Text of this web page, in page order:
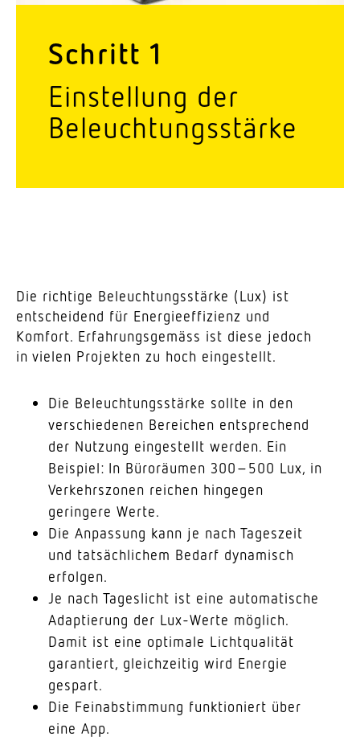
Schritt 1
Einstellung der
Beleuchtungsstärke
Die richtige Beleuch­tungs­stärke (Lux) ist
entscheidend für Energie­effizienz und
Komfort. Erfah­rungs­gemäss ist diese jedoch
in vielen Projekten zu hoch eingestellt.
Die Beleuch­tungs­stärke sollte in den
verschie­denen Bereichen entspre­chend
der Nutzung einge­stellt werden. Ein
Beispiel: In Büro­räumen 300–500 Lux, in
Verkehrs­zonen reichen hingegen
geringere Werte.
Die Anpassung kann je nach Tageszeit
und tatsäch­lichem Bedarf dyna­misch
erfolgen.
Je nach Tages­licht ist eine auto­ma­tische
Adap­tierung der Lux-Werte möglich.
Damit ist eine optimale Licht­qua­lität
garan­tiert, gleich­zeitig wird Energie
gespart.
Die Fein­ab­stimmung funk­tio­niert über
eine App.